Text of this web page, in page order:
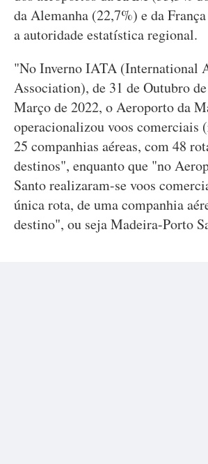
da Alemanha (22,7%) e da
a autoridade estatística regional.
"No Inverno IATA (International
Association), de 31 de Outubro
Março de 2022, o Aeroporto da
operacionalizou voos comerciais
25 companhias aéreas, com 48
destinos", enquanto que "no
Santo realizaram-se voos
única rota, de uma companhia
destino", ou seja Madeira-Porto